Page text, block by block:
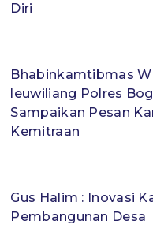
Diri
Bhabinkamtibmas
leuwiliang Polres
Sampaikan Pesan
Kemitraan
Gus Halim : Inovasi
Pembangunan Desa